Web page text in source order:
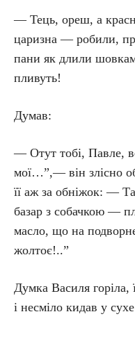
— Тець, ореш, а
царизна — робили,
пани як длили
пливуть!
Думав:
— Отут тобі, Павле,
мої…”,— він злісно
її аж за обніжок: —
базар з собачкою —
масло, що на
жолтоє!..”
Думка Василя горіла,
і несміло кидав у